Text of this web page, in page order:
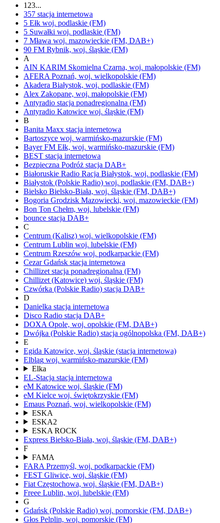
123...
357 stacja internetowa
5 Ełk woj. podlaskie (FM)
5 Suwałki woj. podlaskie (FM)
7 Mława woj. mazowieckie (FM, DAB+)
90 FM Rybnik, woj. śląskie (FM)
A
AIN KARIM Skomielna Czarna, woj. małopolskie (FM)
AFERA Poznań, woj. wielkopolskie (FM)
Akadera Białystok, woj. podlaskie (FM)
Alex Zakopane, woj. małopolskie (FM)
Antyradio stacja ponadregionalna (FM)
Antyradio Katowice woj. śląskie (FM)
B
Banita Maxx stacja internetowa
Bartoszyce woj. warmińsko-mazurskie (FM)
Bayer FM Ełk, woj. warmińsko-mazurskie (FM)
BEST stacja internetowa
Bezpieczna Podróż stacja DAB+
Białoruskie Radio Racja Białystok, woj. podlaskie (FM)
Białystok (Polskie Radio) woj. podlaskie (FM, DAB+)
Bielsko Bielsko-Biała, woj. śląskie (FM, DAB+)
Bogoria Grodzisk Mazowiecki, woj. mazowieckie (FM)
Bon Ton Chełm, woj. lubelskie (FM)
bounce stacja DAB+
C
Centrum (Kalisz) woj. wielkopolskie (FM)
Centrum Lublin woj. lubelskie (FM)
Centrum Rzeszów woj. podkarpackie (FM)
Cezar Gdańsk stacja internetowa
Chillizet stacja ponadregionalna (FM)
Chillizet (Katowice) woj. śląskie (FM)
Czwórka (Polskie Radio) stacja DAB+
D
Danielka stacja internetowa
Disco Radio stacja DAB+
DOXA Opole, woj. opolskie (FM, DAB+)
Dwójka (Polskie Radio) stacja ogólnopolska (FM, DAB+)
E
Egida Katowice, woj. śląskie (stacja internetowa)
Elbląg woj. warmińsko-mazurskie (FM)
Elka
EL-Stacja stacja internetowa
eM Katowice woj. śląskie (FM)
eM Kielce woj. świętokrzyskie (FM)
Emaus Poznań, woj. wielkopolskie (FM)
ESKA
ESKA2
ESKA ROCK
Express Bielsko-Biała, woj. śląskie (FM, DAB+)
F
FAMA
FARA Przemyśl, woj. podkarpackie (FM)
FEST Gliwice, woj. śląskie (FM)
Fiat Częstochowa, woj. śląskie (FM, DAB+)
Freee Lublin, woj. lubelskie (FM)
G
Gdańsk (Polskie Radio) woj. pomorskie (FM, DAB+)
Głos Pelplin, woj. pomorskie (FM)